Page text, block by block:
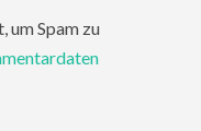
um Spam zu